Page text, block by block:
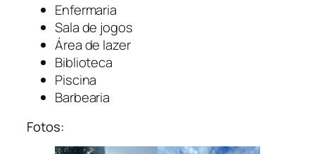
Enfermaria
Sala de jogos
Área de lazer
Biblioteca
Piscina
Barbearia
Fotos: